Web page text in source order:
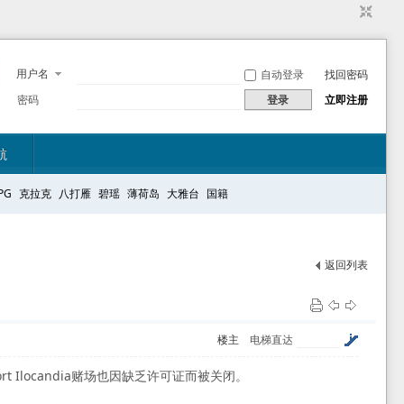
用户名 自动登录
找回密码
密码
登录 立即注册
克拉克 八打雁 碧瑶 薄荷岛 大雅台 国籍
返回列表
电梯直达
楼主
Ilocandia赌场也因缺乏许可证而被关闭。